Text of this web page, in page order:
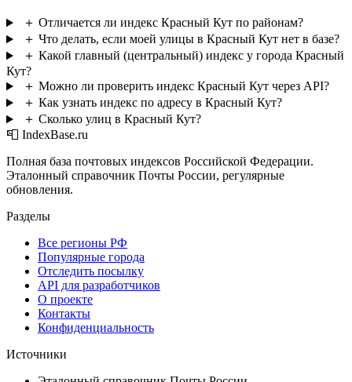
＋ Отличается ли индекс Красный Кут по районам?
＋ Что делать, если моей улицы в Красный Кут нет в базе?
＋ Какой главный (центральный) индекс у города Красный
Кут?
＋ Можно ли проверить индекс Красный Кут через API?
＋ Как узнать индекс по адресу в Красный Кут?
＋ Сколько улиц в Красный Кут?
📮 IndexBase.ru
Полная база почтовых индексов Российской Федерации.
Эталонный справочник Почты России, регулярные
обновления.
Разделы
Все регионы РФ
Популярные города
Отследить посылку
API для разработчиков
О проекте
Контакты
Конфиденциальность
Источники